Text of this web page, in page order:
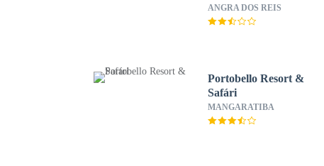
ANGRA DOS REIS
Portobello Resort &
Safári
MANGARATIBA